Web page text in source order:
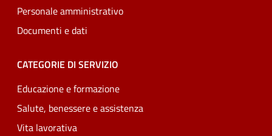
Personale amministrativo
Documenti e dati
CATEGORIE DI SERVIZIO
Educazione e formazione
Salute, benessere e assistenza
Vita lavorativa